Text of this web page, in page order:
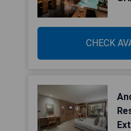
CHECK